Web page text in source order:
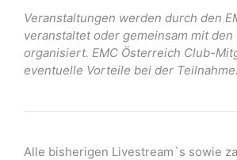
Veranstaltungen werden durch den
veranstaltet oder gemeinsam mit den
organisiert. EMC Österreich Club-
eventuelle Vorteile bei der Teilnahme.
Alle bisherigen Livestream`s sowie